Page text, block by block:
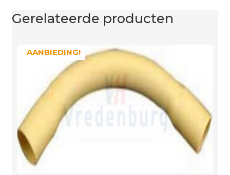
Gerelateerde producten
AANBIEDING!
AANBIEDING!